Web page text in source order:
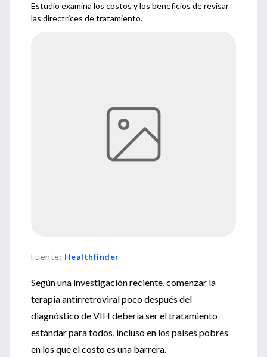
Estudio examina los costos y los beneficios de revisar
las directrices de tratamiento.
Fuente: Healthfinder
Según una investigación reciente, comenzar la
terapia antirretroviral poco después del
diagnóstico de VIH debería ser el tratamiento
estándar para todos, incluso en los países pobres
en los que el costo es una barrera.